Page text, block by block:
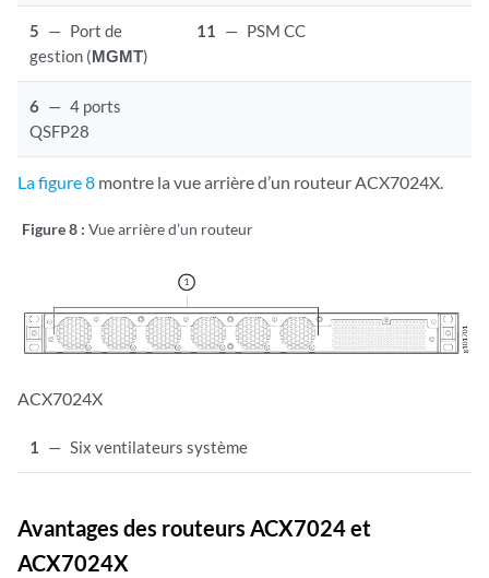
5 — Port de
gestion (MGMT)
11 — PSM CC
6 — 4 ports
QSFP28
La figure 8 montre la vue arrière d’un routeur ACX7024X.
Figure 8 : Vue arrière d’un routeur
ACX7024X
1 — Six ventilateurs système
Avantages des routeurs ACX7024 et
ACX7024X